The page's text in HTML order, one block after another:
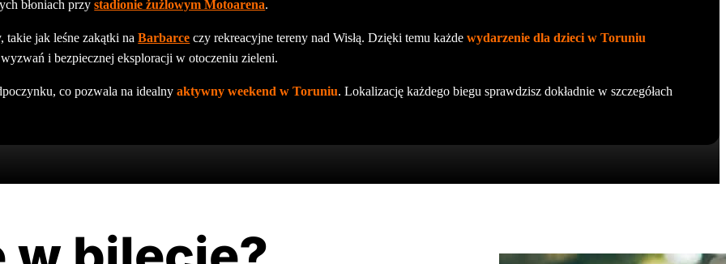
błoniach przystadionie żużlowym Motoarena.
takie jak leśne zakątki naBarbarce czy rekreacyjne tereny nad Wisłą. Dzięki temu każdewydarzenie dla dzieci w Toruniu
i bezpiecznej eksploracji w otoczeniu zieleni.
co pozwala na idealnyaktywny weekend w Toruniu. Lokalizację każdego biegu sprawdzisz dokładnie w szczegółach